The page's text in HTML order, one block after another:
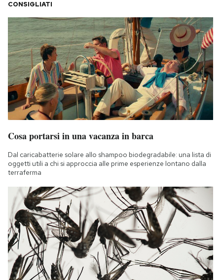
CONSIGLIATI
Cosa portarsi in una vacanza in barca
Dal caricabatterie solare allo shampoo biodegradabile: una lista di
oggetti utili a chi si approccia alle prime esperienze lontano dalla
terraferma